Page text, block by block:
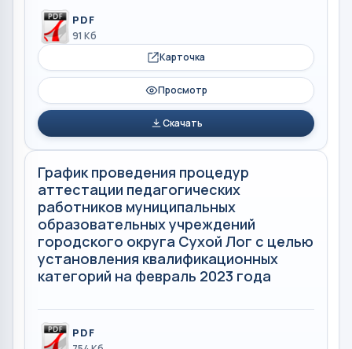
PDF
91 Кб
Карточка
Просмотр
Скачать
График проведения процедур
аттестации педагогических
работников муниципальных
образовательных учреждений
городского округа Сухой Лог с целью
установления квалификационных
категорий на февраль 2023 года
PDF